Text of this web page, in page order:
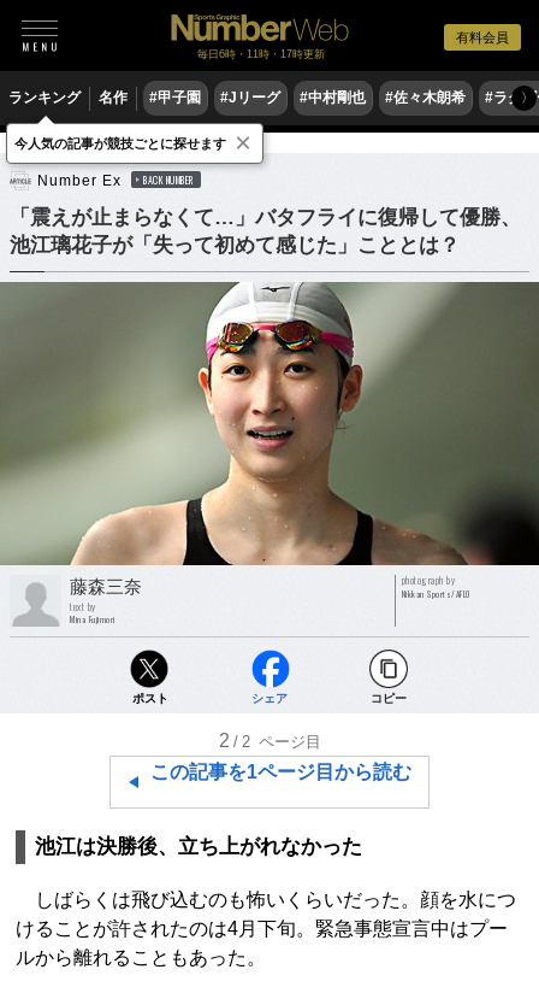
有料会員
毎日6時・11時・17時更新
ランキング 名作 #甲子園 #Jリーグ #中村剛也 #佐々木朗希 #ラグ〉
水泳 競泳
Number Ex BACK NUMBER
「震えが止まらなくて…」バタフライに復帰して優勝、
池江璃花子が「失って初めて感じた」こととは？
藤森三奈
text by
Mina Fujimori
photograph by
Nikkan Sports/AFLO
ポスト シェア コピー
2 /2 ページ目
この記事を1ページ目から読む
池江は決勝後、立ち上がれなかった
しばらくは飛び込むのも怖いくらいだった。顔を水につ
けることが許されたのは4月下旬。緊急事態宣言中はプー
ルから離れることもあった。
今人気の記事が競技ごとに探せます ×